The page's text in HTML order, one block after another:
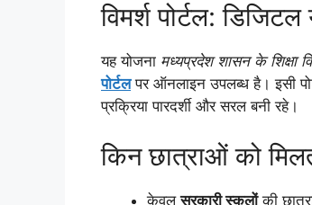
विमर्श पोर्टल:
यह योजना मध्यप्रदेश शासन के शिक्षा
पोर्टलपर ऑनलाइन उपलब्ध है। इसी
प्रक्रिया पारदर्शी और सरल बनी रहे।
किन छात्राओं को
केवलसरकारी स्कूलोंकी